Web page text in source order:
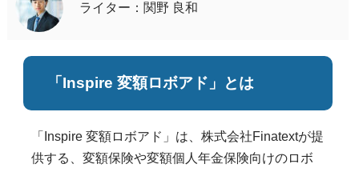
ライター：関野 良和
「Inspire 変額ロボアド」とは
「Inspire 変額ロボアド」は、株式会社Finatextが提
供する、変額保険や変額個人年金保険向けのロボ